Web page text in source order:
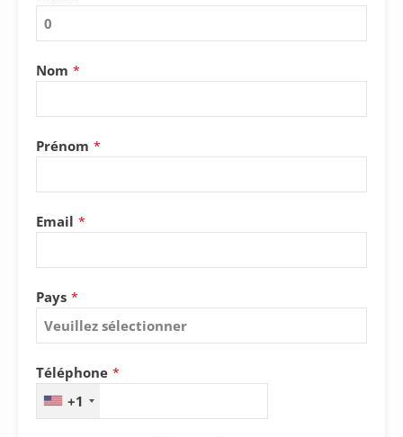
Nom *
Prénom *
Email *
Pays *
Téléphone *
+1